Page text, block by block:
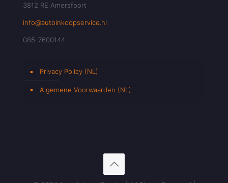
3812 RE Amersfoort
info@autoinkoopservice.nl
085-7600144
Privacy Policy (NL)
Algemene Voorwaarden (NL)